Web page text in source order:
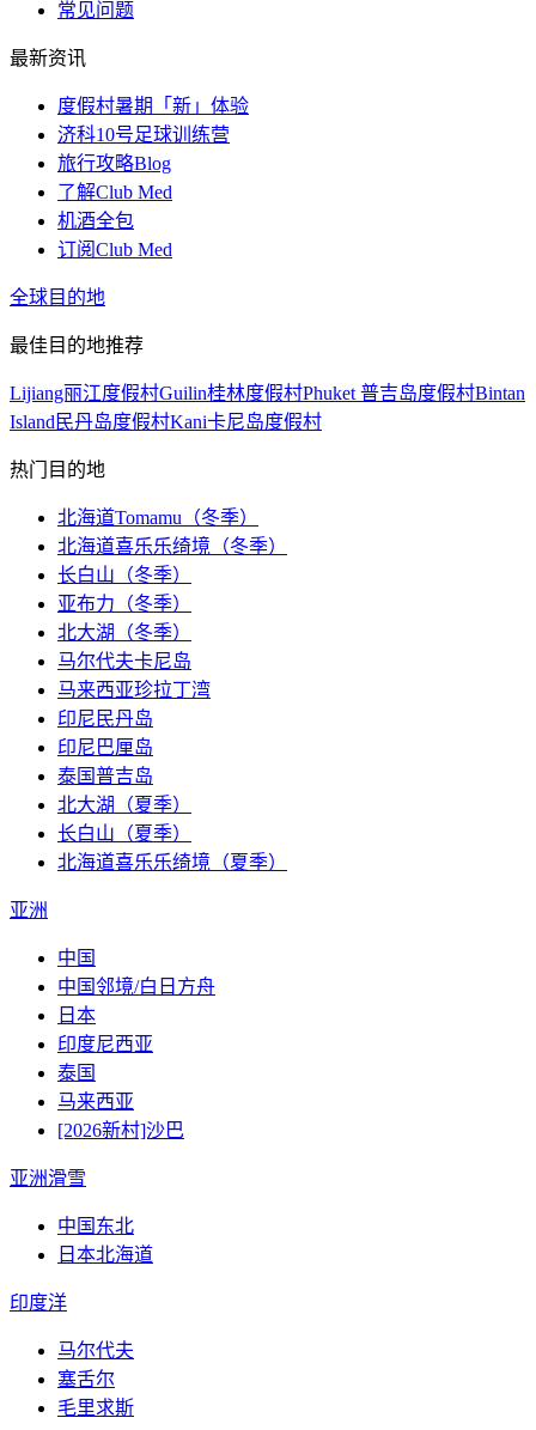
常见问题
最新资讯
度假村暑期「新」体验
济科10号足球训练营
旅行攻略Blog
了解Club Med
机酒全包
订阅Club Med
全球目的地
最佳目的地推荐
Lijiang丽江度假村Guilin桂林度假村Phuket 普吉岛度假村Bintan
Island民丹岛度假村Kani卡尼岛度假村
热门目的地
北海道Tomamu（冬季）
北海道喜乐乐绮境（冬季）
长白山（冬季）
亚布力（冬季）
北大湖（冬季）
马尔代夫卡尼岛
马来西亚珍拉丁湾
印尼民丹岛
印尼巴厘岛
泰国普吉岛
北大湖（夏季）
长白山（夏季）
北海道喜乐乐绮境（夏季）
亚洲
中国
中国邻境/白日方舟
日本
印度尼西亚
泰国
马来西亚
[2026新村]沙巴
亚洲滑雪
中国东北
日本北海道
印度洋
马尔代夫
塞舌尔
毛里求斯